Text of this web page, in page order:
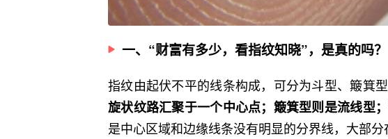
一、“财富有多少，看指纹知晓”，是真的吗？
指纹由起伏不平的线条构成，可分为斗型、簸箕
旋状纹路汇聚于一个中心点；簸箕型则是流线型；
是中心区域和边缘线条没有明显的分界线，大部分